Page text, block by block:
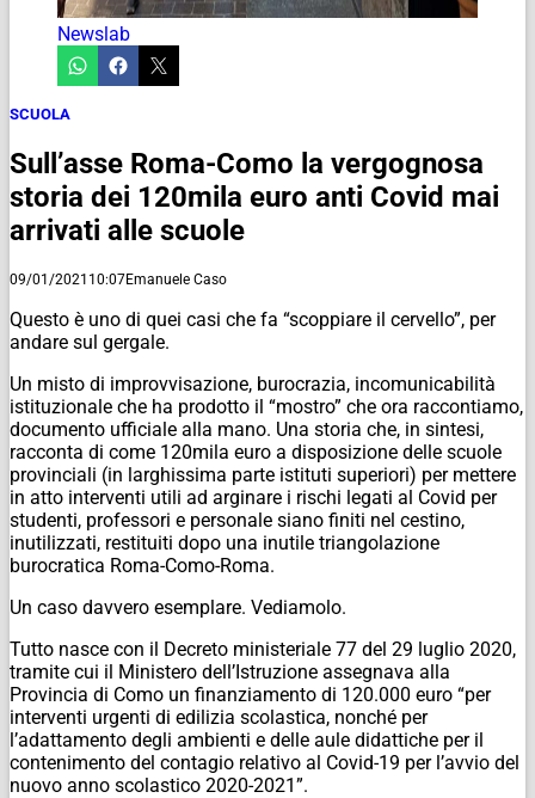
Newslab
SCUOLA
Sull’asse Roma-Como la vergognosa
storia dei 120mila euro anti Covid mai
arrivati alle scuole
09/01/2021 10:07Emanuele Caso
Questo è uno di quei casi che fa “scoppiare il cervello”, per
andare sul gergale.
Un misto di improvvisazione, burocrazia, incomunicabilità
istituzionale che ha prodotto il “mostro” che ora raccontiamo,
documento ufficiale alla mano. Una storia che, in sintesi,
racconta di come 120mila euro a disposizione delle scuole
provinciali (in larghissima parte istituti superiori) per mettere
in atto interventi utili ad arginare i rischi legati al Covid per
studenti, professori e personale siano finiti nel cestino,
inutilizzati, restituiti dopo una inutile triangolazione
burocratica Roma-Como-Roma.
Un caso davvero esemplare. Vediamolo.
Tutto nasce con il Decreto ministeriale 77 del 29 luglio 2020,
tramite cui il Ministero dell’Istruzione assegnava alla
Provincia di Como un finanziamento di 120.000 euro “per
interventi urgenti di edilizia scolastica, nonché per
l’adattamento degli ambienti e delle aule didattiche per il
contenimento del contagio relativo al Covid-19 per l’avvio del
nuovo anno scolastico 2020-2021”.